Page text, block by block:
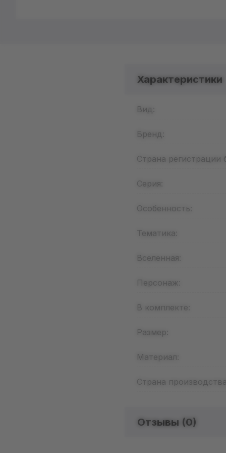
Характеристики
Вид:
Бренд:
Страна регистрации
Серия:
Особенность:
Тематика:
Вселенная:
Персонаж:
В комплекте:
Размер:
Материал:
Страна производства:
Отзывы (0)